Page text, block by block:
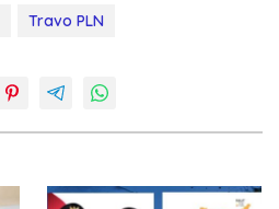
Travo PLN